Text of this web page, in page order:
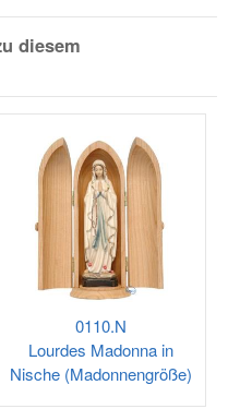
diesem
0110.N
Lourdes Madonna in
Nische (Madonnengröße)